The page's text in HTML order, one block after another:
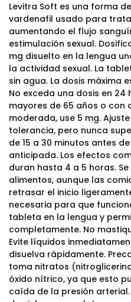
Levitra Soft es una forma
vardenafil usado para
aumentando el flujo
estimulación sexual.
mg disuelto en la lengua
la actividad sexual. La
sin agua. La dosis máxima
No exceda una dosis en 24
mayores de 65 años o con
moderada, use 5 mg.
tolerancia, pero nunca
de 15 a 30 minutos antes
anticipada. Los efectos
duran hasta 4 a 5 horas.
alimentos, aunque las
retrasar el inicio
necesaria para que
tableta en la lengua y
completamente. No
Evite líquidos
disuelva rápidamente.
toma nitratos
óxido nítrico, ya que esto
caída de la presión